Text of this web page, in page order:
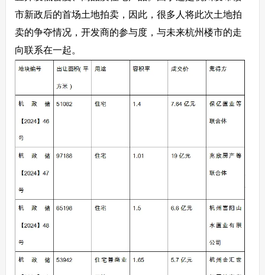
市新政后的首场土地拍卖，因此，很多人将此次土地拍
卖的争夺情况，开发商的参与度，与未来杭州楼市的走
向联系在一起。